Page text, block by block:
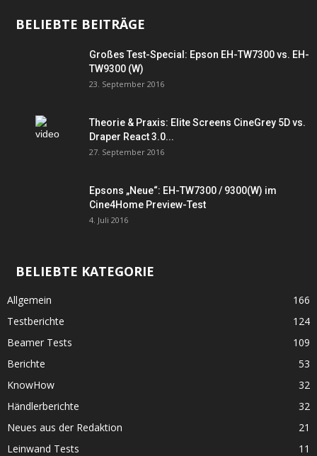
BELIEBTE BEITRÄGE
Großes Test-Special: Epson EH-TW7300 vs. EH-
TW9300 (W)
23. September 2016
Theorie & Praxis: Elite Screens CineGrey 5D vs.
Draper React 3.0...
27. September 2016
Epsons „Neue“: EH-TW7300 / 9300(W) im
Cine4Home Preview-Test
4. Juli 2016
BELIEBTE KATEGORIE
Allgemein
166
Testberichte
124
Beamer Tests
109
Berichte
53
KnowHow
32
Händlerberichte
32
Neues aus der Redaktion
21
Leinwand Tests
11